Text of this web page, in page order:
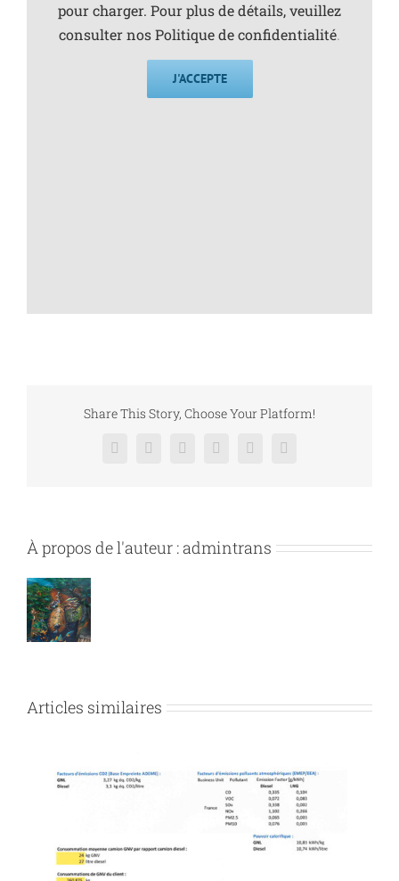
pour charger. Pour plus de détails, veuillez
consulter nosPolitique de confidentialité.
J'ACCEPTE
Share This Story, Choose Your Platform!
Facebook
X RedditLinkedInPinterestVk
À propos de l'auteur :admintrans
Articles similaires